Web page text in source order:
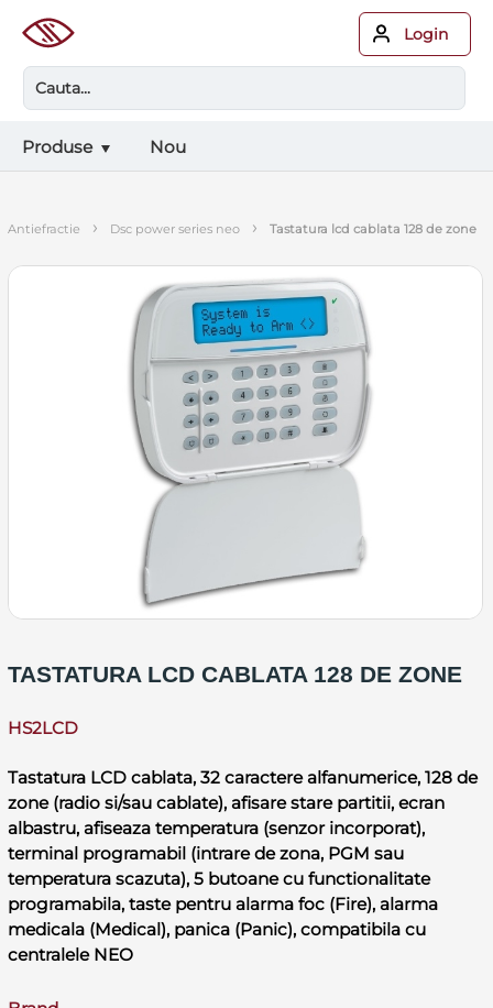
Login
Produse Nou
antiefractie › dsc power series neo › tastatura lcd cablata 128 de zone
TASTATURA LCD CABLATA 128 DE ZONE
HS2LCD
Tastatura LCD cablata, 32 caractere alfanumerice, 128 de
zone (radio si/sau cablate), afisare stare partitii, ecran
albastru, afiseaza temperatura (senzor incorporat),
terminal programabil (intrare de zona, PGM sau
temperatura scazuta), 5 butoane cu functionalitate
programabila, taste pentru alarma foc (Fire), alarma
medicala (Medical), panica (Panic), compatibila cu
centralele NEO